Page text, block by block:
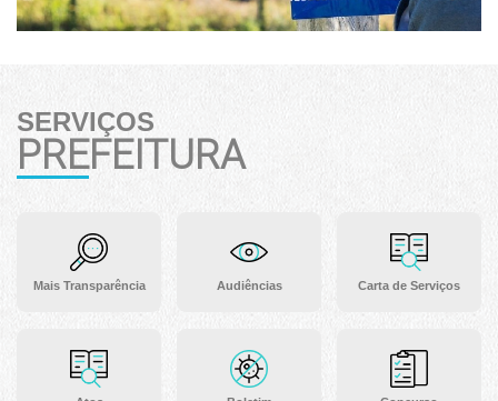
SERVIÇOS
PREFEITURA
Mais Transparência Audiências Carta de Serviços